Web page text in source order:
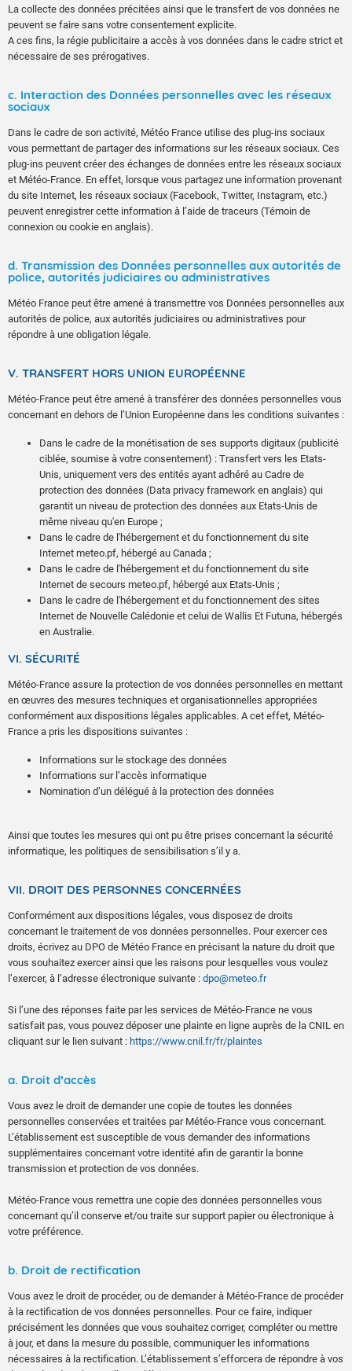
La collecte des données précitées ainsi que le transfert de vos données ne
peuvent se faire sans votre consentement explicite.
A ces fins, la régie publicitaire a accès à vos données dans le cadre strict et
nécessaire de ses prérogatives.
c. Interaction des Données personnelles avec les réseaux
sociaux
Dans le cadre de son activité, Météo France utilise des plug-ins sociaux
vous permettant de partager des informations sur les réseaux sociaux. Ces
plug-ins peuvent créer des échanges de données entre les réseaux sociaux
et Météo-France. En effet, lorsque vous partagez une information provenant
du site Internet, les réseaux sociaux (Facebook, Twitter, Instagram, etc.)
peuvent enregistrer cette information à l’aide de traceurs (Témoin de
connexion ou cookie en anglais).
d. Transmission des Données personnelles aux autorités de
police, autorités judiciaires ou administratives
Météo France peut être amené à transmettre vos Données personnelles aux
autorités de police, aux autorités judiciaires ou administratives pour
répondre à une obligation légale.
V. TRANSFERT HORS UNION EUROPÉENNE
Météo-France peut être amené à transférer des données personnelles vous
concernant en dehors de l’Union Européenne dans les conditions suivantes :
Dans le cadre de la monétisation de ses supports digitaux (publicité
ciblée, soumise à votre consentement) : Transfert vers les Etats-
Unis, uniquement vers des entités ayant adhéré au Cadre de
protection des données (Data privacy framework en anglais) qui
garantit un niveau de protection des données aux Etats-Unis de
même niveau qu'en Europe ;
Dans le cadre de l'hébergement et du fonctionnement du site
Internet meteo.pf, hébergé au Canada ;
Dans le cadre de l'hébergement et du fonctionnement du site
Internet de secours meteo.pf, hébergé aux Etats-Unis ;
Dans le cadre de l'hébergement et du fonctionnement des sites
Internet de Nouvelle Calédonie et celui de Wallis Et Futuna, hébergés
en Australie.
VI. SÉCURITÉ
Météo-France assure la protection de vos données personnelles en mettant
en œuvres des mesures techniques et organisationnelles appropriées
conformément aux dispositions légales applicables. A cet effet, Météo-
France a pris les dispositions suivantes :
Informations sur le stockage des données
Informations sur l’accès informatique
Nomination d’un délégué à la protection des données
Ainsi que toutes les mesures qui ont pu être prises concernant la sécurité
informatique, les politiques de sensibilisation s’il y a.
VII. DROIT DES PERSONNES CONCERNÉES
Conformément aux dispositions légales, vous disposez de droits
concernant le traitement de vos données personnelles. Pour exercer ces
droits, écrivez au DPO de Météo France en précisant la nature du droit que
vous souhaitez exercer ainsi que les raisons pour lesquelles vous voulez
l’exercer, à l’adresse électronique suivante : dpo@meteo.fr
Si l’une des réponses faite par les services de Météo-France ne vous
satisfait pas, vous pouvez déposer une plainte en ligne auprès de la CNIL en
cliquant sur le lien suivant : https://www.cnil.fr/fr/plaintes
a. Droit d’accès
Vous avez le droit de demander une copie de toutes les données
personnelles conservées et traitées par Météo-France vous concernant.
L’établissement est susceptible de vous demander des informations
supplémentaires concernant votre identité afin de garantir la bonne
transmission et protection de vos données.
Météo-France vous remettra une copie des données personnelles vous
concernant qu’il conserve et/ou traite sur support papier ou électronique à
votre préférence.
b. Droit de rectification
Vous avez le droit de procéder, ou de demander à Météo-France de procéder
à la rectification de vos données personnelles. Pour ce faire, indiquer
précisément les données que vous souhaitez corriger, compléter ou mettre
à jour, et dans la mesure du possible, communiquer les informations
nécessaires à la rectification. L’établissement s’efforcera de répondre à vos